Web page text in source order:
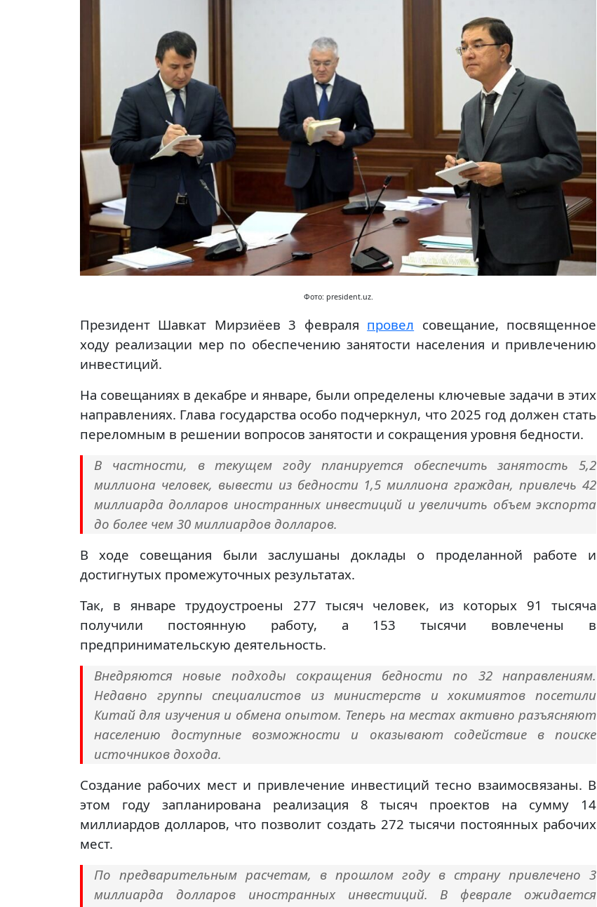
Фото: president.uz.
Президент Шавкат Мирзиёев 3 февраля провел совещание, посвященное
ходу реализации мер по обеспечению занятости населения и привлечению
инвестиций.
На совещаниях в декабре и январе, были определены ключевые задачи в этих
направлениях. Глава государства особо подчеркнул, что 2025 год должен стать
переломным в решении вопросов занятости и сокращения уровня бедности.
В частности, в текущем году планируется обеспечить занятость 5,2
миллиона человек, вывести из бедности 1,5 миллиона граждан, привлечь 42
миллиарда долларов иностранных инвестиций и увеличить объем экспорта
до более чем 30 миллиардов долларов.
В ходе совещания были заслушаны доклады о проделанной работе и
достигнутых промежуточных результатах.
Так, в январе трудоустроены 277 тысяч человек, из которых 91 тысяча
получили постоянную работу, а 153 тысячи вовлечены в
предпринимательскую деятельность.
Внедряются новые подходы сокращения бедности по 32 направлениям.
Недавно группы специалистов из министерств и хокимиятов посетили
Китай для изучения и обмена опытом. Теперь на местах активно разъясняют
населению доступные возможности и оказывают содействие в поиске
источников дохода.
Создание рабочих мест и привлечение инвестиций тесно взаимосвязаны. В
этом году запланирована реализация 8 тысяч проектов на сумму 14
миллиардов долларов, что позволит создать 272 тысячи постоянных рабочих
мест.
По предварительным расчетам, в прошлом году в страну привлечено 3
миллиарда долларов иностранных инвестиций. В феврале ожидается